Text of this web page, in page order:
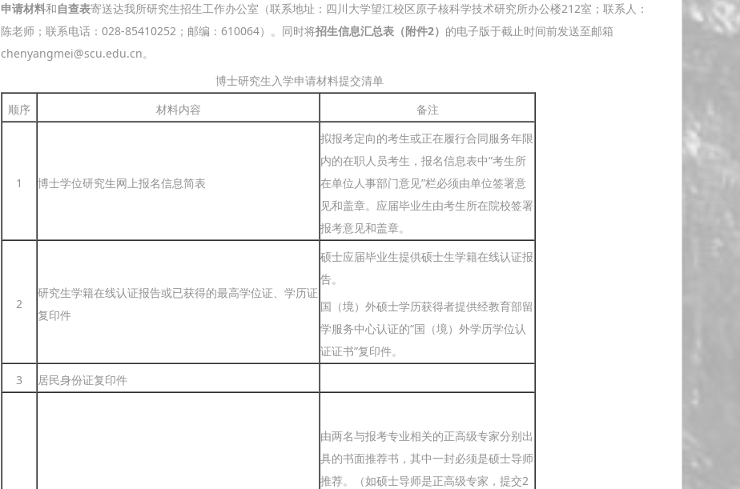
申请材料和自查表寄送达我所研究生招生工作办公室（联系地址：四川大学望江校区原子核科学技术研究所办公楼212室；联系人：
陈老师；联系电话：028-85410252；邮编：610064）。同时将招生信息汇总表（附件2） 的电子版于截止时间前发送至邮箱
chenyangmei@scu.edu.cn。
博士研究生入学申请材料提交清单
顺序
材料内容 备注
1 博士学位研究生网上报名信息简表
拟报考定向的考生或正在履行合同服务年限
内的在职人员考生，报名信息表中“考生所
在单位人事部门意见”栏必须由单位签署意
见和盖章。应届毕业生由考生所在院校签署
报考意见和盖章。
2
研究生学籍在线认证报告或已获得的最高学位证、学历证
复印件
硕士应届毕业生提供硕士生学籍在线认证报
告。
国（境）外硕士学历获得者提供经教育部留
学服务中心认证的“国（境）外学历学位认
证证书”复印件。
3
居民身份证复印件
由两名与报考专业相关的正高级专家分别出
具的书面推荐书，其中一封必须是硕士导师
推荐。（如硕士导师是正高级专家，提交2